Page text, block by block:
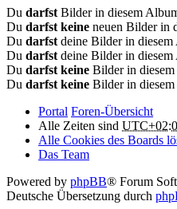
Du darfst Bilder in diesem
Du darfst keine neuen Bilder in
Du darfst deine Bilder in
Du darfst deine Bilder in
Du darfst keine Bilder in
Du darfst keine Bilder in
Portal Foren-Übersicht
Alle Zeiten sind
Alle Cookies des Boards
Das Team
Powered by phpBB® Forum
Deutsche Übersetzung durch